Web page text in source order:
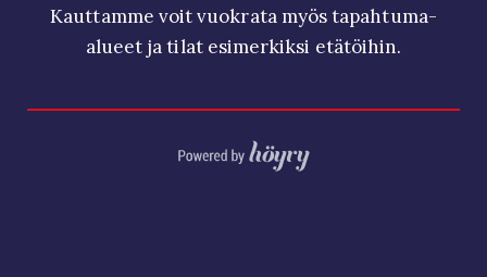
Kauttamme voit vuokrata myös tapahtuma-
alueet ja tilat esimerkiksi etätöihin.